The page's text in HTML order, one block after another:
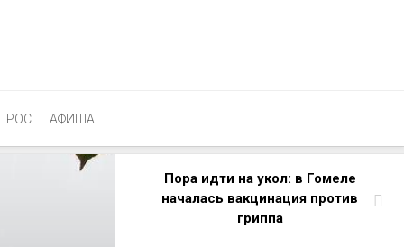
АФИША
Пора идти на укол: в Гомеле
началась вакцинация против
гриппа